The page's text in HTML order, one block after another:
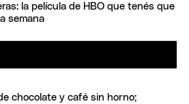
la película de HBO que tenés que
semana
chocolate y café sin horno;